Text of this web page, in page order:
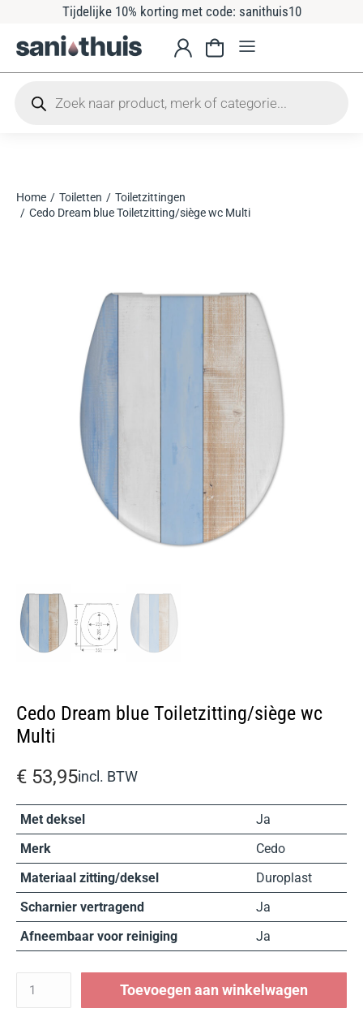
Tijdelijke 10% korting met code: sanithuis10
Je bent hier:
Home Toiletten
Toiletzittingen
Cedo Dream blue Toiletzitting/siège wc Multi
Cedo Dream blue Toiletzitting/siège wc
Multi
€ 53,95incl. BTW
Met deksel
Ja
Merk
Cedo
Materiaal zitting/deksel
Duroplast
Scharnier vertragend
Ja
Afneembaar voor reiniging
Ja
Toevoegen aan winkelwagen